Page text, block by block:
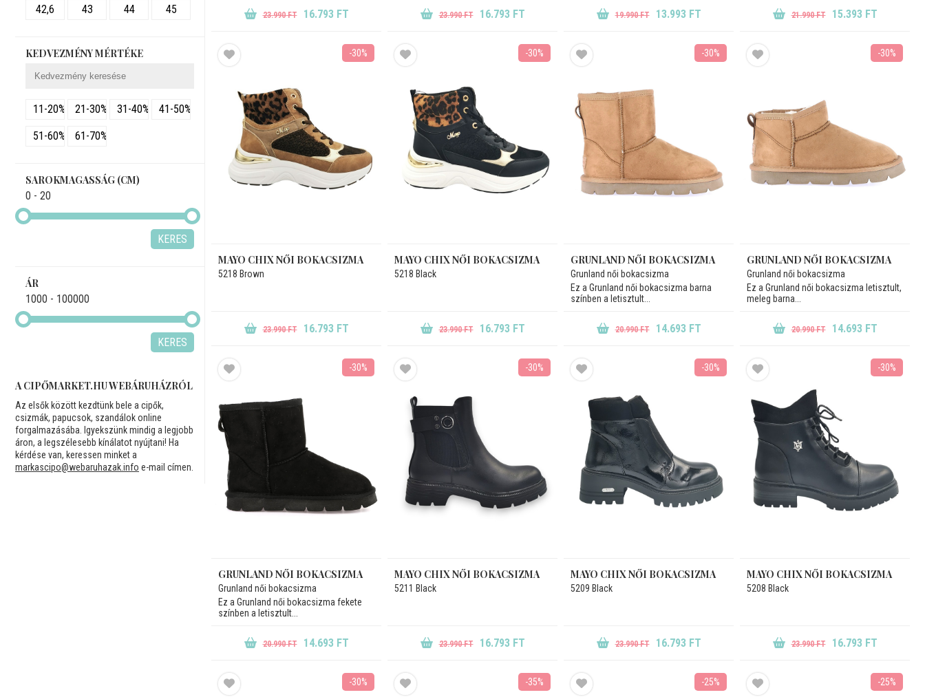
42,6 43 44 45
KEDVEZMÉNY MÉRTÉKE
11-20% 21-30% 31-40% 41-50%
51-60% 61-70%
SAROKMAGASSÁG (CM)
0 - 20
KERES
ÁR
1000 - 100000
KERES
A CIPŐMARKET.HU WEBÁRUHÁZRÓL
Az elsők között kezdtünk bele a cipők,
csizmák, papucsok, szandálok online
forgalmazásába. Igyekszünk mindig a legjobb
áron, a legszélesebb kínálatot nyújtani! Ha
kérdése van, keressen minket a
markascipo@webaruhazak.info e-mail címen.
23.990 FT 16.793 FT 23.990 FT 16.793 FT 19.990 FT 13.993 FT 21.990 FT 15.393 FT
-30%
MAYO CHIX NŐI BOKACSIZMA
5218 Brown
23.990 FT 16.793 FT
-30%
MAYO CHIX NŐI BOKACSIZMA
5218 Black
23.990 FT 16.793 FT
-30%
GRUNLAND NŐI BOKACSIZMA
Grunland női bokacsizma
Ez a Grunland női bokacsizma barna
színben a letisztult...
20.990 FT 14.693 FT
-30%
GRUNLAND NŐI BOKACSIZMA
Grunland női bokacsizma
Ez a Grunland női bokacsizma letisztult,
meleg barna...
20.990 FT 14.693 FT
-30%
GRUNLAND NŐI BOKACSIZMA
Grunland női bokacsizma
Ez a Grunland női bokacsizma fekete
színben a letisztult...
20.990 FT 14.693 FT
-30%
MAYO CHIX NŐI BOKACSIZMA
5211 Black
23.990 FT 16.793 FT
-30%
MAYO CHIX NŐI BOKACSIZMA
5209 Black
23.990 FT 16.793 FT
-30%
MAYO CHIX NŐI BOKACSIZMA
5208 Black
23.990 FT 16.793 FT
-30% -35% -25% -25%